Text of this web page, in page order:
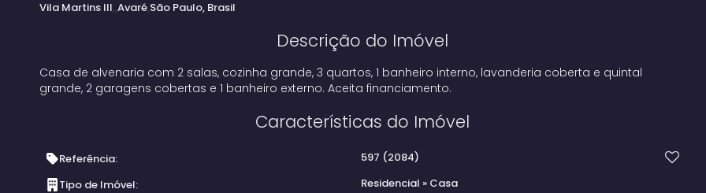
Vila Martins III Avaré São Paulo, Brasil
Descrição do Imóvel
Casa de alvenaria com 2 salas, cozinha grande, 3 quartos, 1 banheiro interno, lavanderia coberta e quintal
grande, 2 garagens cobertas e 1 banheiro externo. Aceita financiamento.
Características do Imóvel
Referência: 597 (2084)
Tipo de Imóvel:
Residencial » Casa